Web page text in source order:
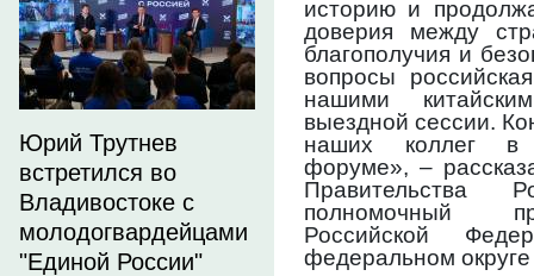
Юрий Трутнев
встретился во
Владивостоке с
молодогвардейцами
"Единой России"
историю и
доверия между
благополучия и
вопросы
нашими
выездной сессии.
наших коллег в
форуме», –
Правительства
полномочный
Российской
федеральном